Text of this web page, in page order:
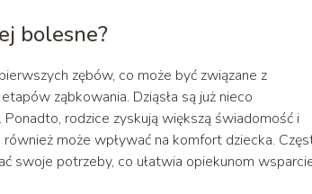
bolesne?
zębów, co może być związane z
ząbkowania. Dziąsła są już nieco
rodzice zyskują większą świadomość i
może wpływać na komfort dziecka.
swoje potrzeby, co ułatwia opiekunom